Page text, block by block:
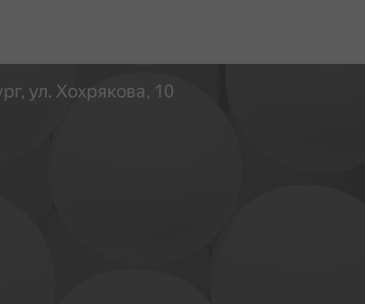
ул. Хохрякова, 10